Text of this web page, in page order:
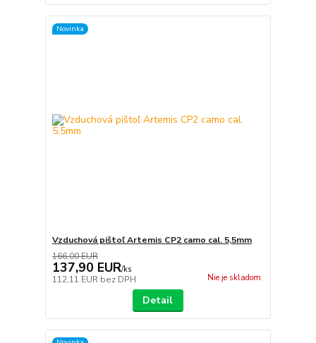
Novinka
Vzduchová pištoľ Artemis CP2 camo cal. 5,5mm
166,00 EUR
137,90 EUR/ks
112,11 EUR bez DPH Nie je skladom
Detail